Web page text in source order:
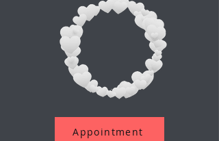
Appointment